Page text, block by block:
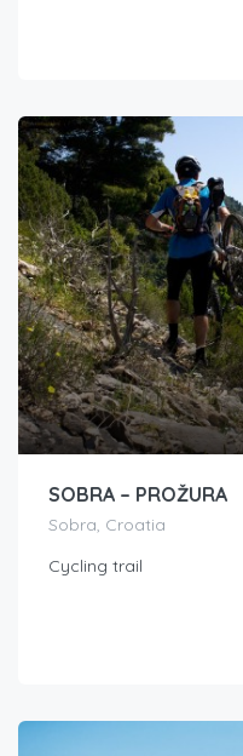
SOBRA – PROŽURA
Sobra, Croatia
Cycling trail